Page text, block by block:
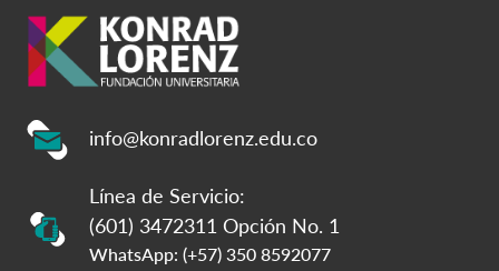
info@konradlorenz.edu.co
Línea de Servicio:
(601) 3472311 Opción No. 1
WhatsApp: (+57) 350 8592077